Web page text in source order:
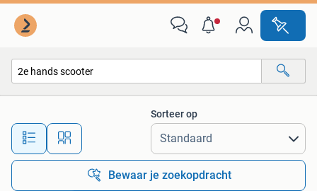
Alle afstanden…
Sorteer op
Bewaar je zoekopdracht